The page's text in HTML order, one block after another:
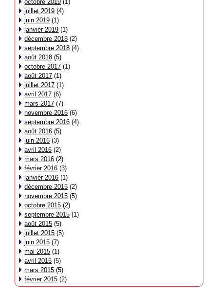
octobre 2019 (1)
juillet 2019 (4)
juin 2019 (1)
janvier 2019 (1)
décembre 2018 (2)
septembre 2018 (4)
août 2018 (5)
octobre 2017 (1)
août 2017 (1)
juillet 2017 (1)
avril 2017 (6)
mars 2017 (7)
novembre 2016 (6)
septembre 2016 (4)
août 2016 (5)
juin 2016 (3)
avril 2016 (2)
mars 2016 (2)
février 2016 (3)
janvier 2016 (1)
décembre 2015 (2)
novembre 2015 (5)
octobre 2015 (2)
septembre 2015 (1)
août 2015 (5)
juillet 2015 (5)
juin 2015 (7)
mai 2015 (1)
avril 2015 (5)
mars 2015 (5)
février 2015 (2)